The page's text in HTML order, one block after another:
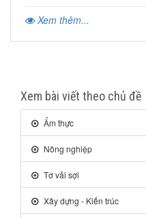
Xem thêm...
Xem bài viết theo chủ đề
Ẩm thực
Nông nghiệp
Tơ vải sợi
Xây dựng - Kiến trúc